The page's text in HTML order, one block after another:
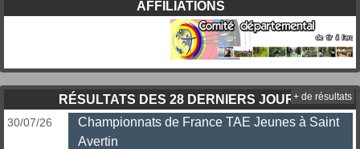
AFFILIATIONS
RÉSULTATS DES 28 DERNIERS JOURS
30/07/26
Championnats de France TAE Jeunes à Saint
Avertin
+ de résultats